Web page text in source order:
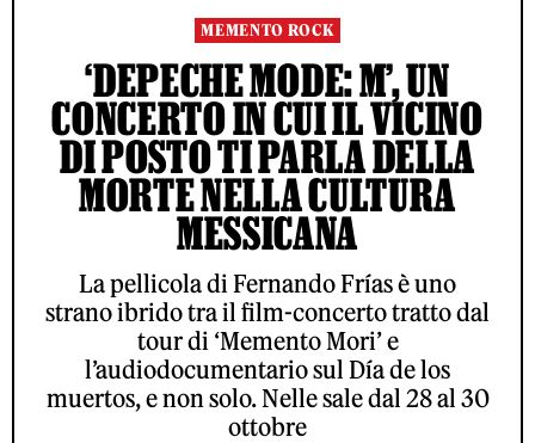
MEMENTO ROCK
‘DEPECHE MODE: M’, UN
CONCERTO IN CUI IL VICINO
DI POSTO TI PARLA DELLA
MORTE NELLA CULTURA
MESSICANA
La pellicola di Fernando Frías è uno
strano ibrido tra il film-concerto tratto dal
tour di ‘Memento Mori’ e
l’audiodocumentario sul Día de los
muertos, e non solo. Nelle sale dal 28 al 30
ottobre